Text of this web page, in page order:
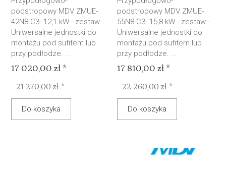
podstropowy MDV ZMUE-
42N8-C3- 12,1 kW - zestaw -
Uniwersalne jednostki do
montażu pod sufitem lub
przy podłodze. ...
17 020,00 zł *
21 270,00 zł *
Do koszyka
podstropowy MDV ZMUE-
55N8-C3- 15,8 kW - zestaw -
Uniwersalne jednostki do
montażu pod sufitem lub
przy podłodze. ...
17 810,00 zł *
22 260,00 zł *
Do koszyka